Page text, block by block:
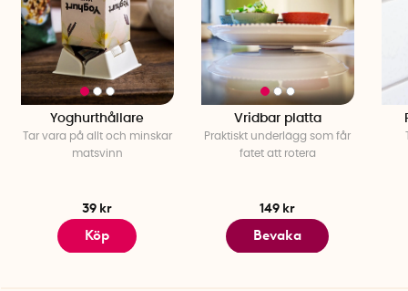
Yoghurthållare
Tar vara på allt och minskar
matsvinn
39 kr
Köp
Vridbar platta
Praktiskt underlägg som får
fatet att rotera
149 kr
Bevaka